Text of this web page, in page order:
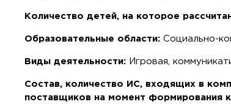
Количество детей, на которое
Образовательные области: Социально-
Виды деятельности: Игровая,
Состав, количество ИС, входящих в
поставщиков на момент формирования